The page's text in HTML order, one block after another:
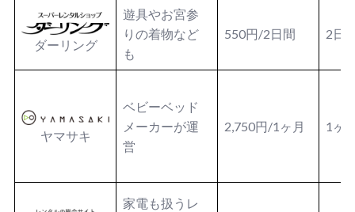
ダーリング
遊具やお宮参
りの着物など
も
550円/2日間 2日
ヤマサキ
ベビーベッド
メーカーが運
営
2,750円/1ヶ月 1ヶ
家電も扱うレ